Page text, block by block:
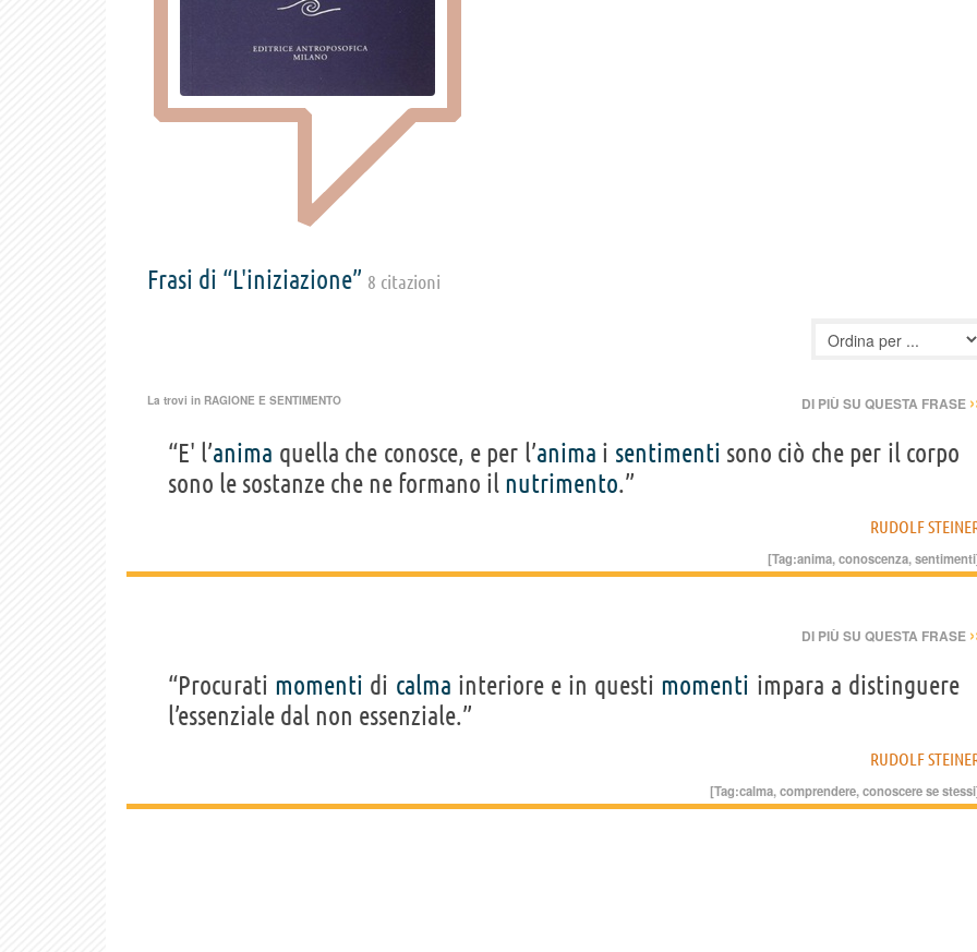
Frasi di “L'iniziazione” 8 citazioni
La trovi in RAGIONE E SENTIMENTO DI PIÙ SU QUESTA FRASE
“E' l’anima quella che conosce, e per l’anima i sentimenti sono ciò che per il corpo
sono le sostanze che ne formano il nutrimento.”
RUDOLF
[Tag:anima,conoscenza,sentimenti
DI PIÙ SU QUESTA FRASE
“Procurati momenti di calma interiore e in questi momenti impara a distinguere
l’essenziale dal non essenziale.”
RUDOLF
[Tag:calma,comprendere,conoscere se stessi